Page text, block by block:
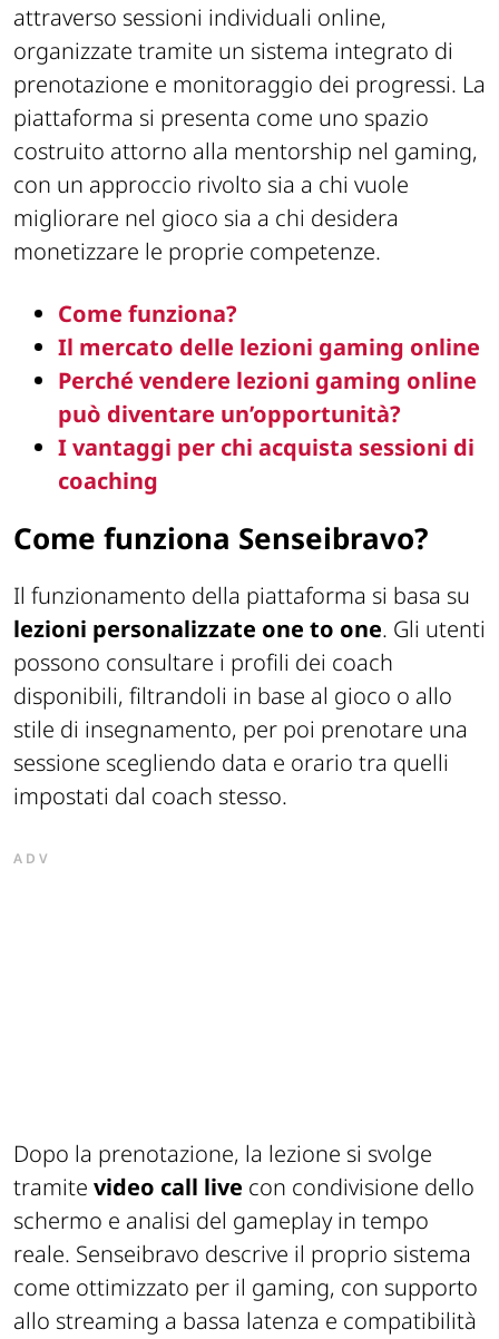
attraverso sessioni individuali online,
organizzate tramite un sistema integrato di
prenotazione e monitoraggio dei progressi. La
piattaforma si presenta come uno spazio
costruito attorno alla mentorship nel gaming,
con un approccio rivolto sia a chi vuole
migliorare nel gioco sia a chi desidera
monetizzare le proprie competenze.
Come funziona?
Il mercato delle lezioni gaming online
Perché vendere lezioni gaming online
può diventare un’opportunità?
I vantaggi per chi acquista sessioni di
coaching
Come funziona Senseibravo?
Il funzionamento della piattaforma si basa su
lezioni personalizzate one to one. Gli utenti
possono consultare i profili dei coach
disponibili, filtrandoli in base al gioco o allo
stile di insegnamento, per poi prenotare una
sessione scegliendo data e orario tra quelli
impostati dal coach stesso.
ADV
Dopo la prenotazione, la lezione si svolge
tramite video call live con condivisione dello
schermo e analisi del gameplay in tempo
reale. Senseibravo descrive il proprio sistema
come ottimizzato per il gaming, con supporto
allo streaming a bassa latenza e compatibilità